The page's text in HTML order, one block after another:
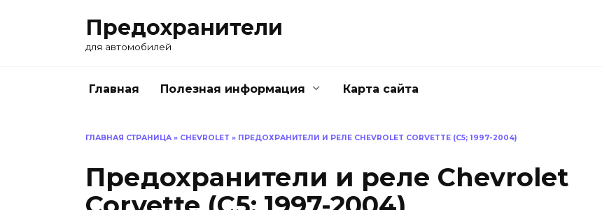
Предохранители
для автомобилей
Главная Полезная информация Карта сайта
ГЛАВНАЯ СТРАНИЦА » CHEVROLET » ПРЕДОХРАНИТЕЛИ И РЕЛЕ CHEVROLET CORVETTE (C5; 1997-2004)
Предохранители и реле Chevrolet